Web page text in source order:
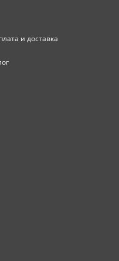
и доставка